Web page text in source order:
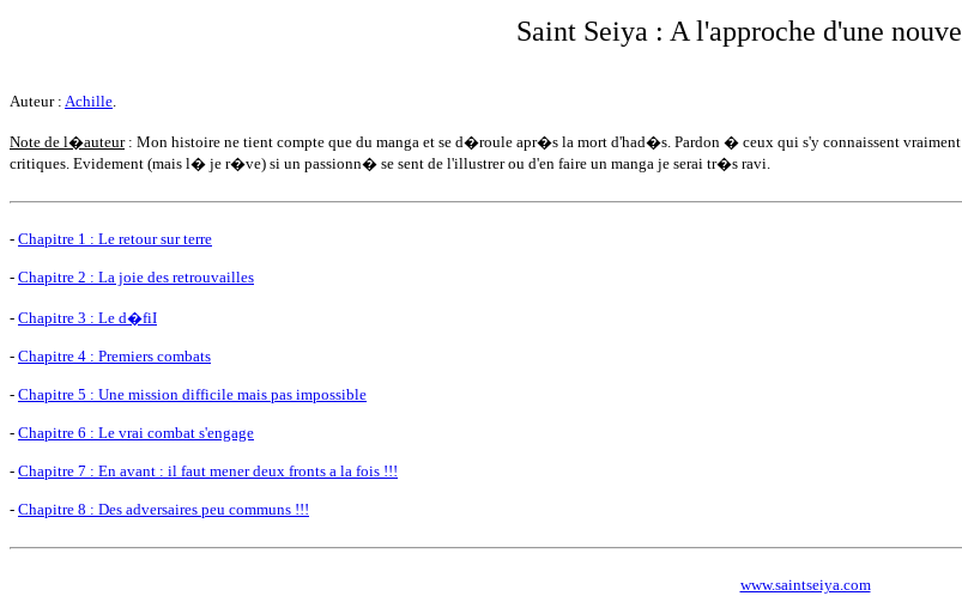
Saint Seiya : A l'approche d'une
Auteur : Achille.
Note de l�auteur: Mon histoire ne tient compte que du manga et se d�roule apr�s la mort d'had�s. Pardon � ceux qui s'y connaissent
critiques. Evidement (mais l� je r�ve) si un passionn� se sent de l'illustrer ou d'en faire un manga je serai tr�s ravi.
- Chapitre 1 : Le retour sur terre
- Chapitre 2 : La joie des retrouvailles
- Chapitre 3 : Le d�fiI
- Chapitre 4 : Premiers combats
- Chapitre 5 : Une mission difficile mais pas impossible
- Chapitre 6 : Le vrai combat s'engage
- Chapitre 7 : En avant : il faut mener deux fronts a la fois !!!
- Chapitre 8 : Des adversaires peu communs !!!
www.saintseiya.com